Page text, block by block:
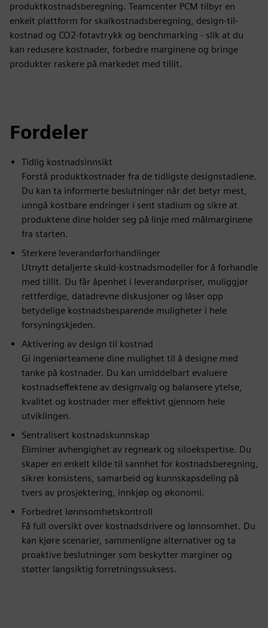
produktkostnadsberegning. Teamcenter PCM tilbyr en
enkelt plattform for skalkostnadsberegning, design-til-
kostnad og CO2-fotavtrykk og benchmarking - slik at du
kan redusere kostnader, forbedre marginene og bringe
produkter raskere på markedet med tillit.
Fordeler
Tidlig kostnadsinnsikt
Forstå produktkostnader fra de tidligste designstadiene.
Du kan ta informerte beslutninger når det betyr mest,
unngå kostbare endringer i sent stadium og sikre at
produktene dine holder seg på linje med målmarginene
fra starten.
Sterkere leverandørforhandlinger
Utnytt detaljerte skuld-kostnadsmodeller for å forhandle
med tillit. Du får åpenhet i leverandørpriser, muliggjør
rettferdige, datadrevne diskusjoner og låser opp
betydelige kostnadsbesparende muligheter i hele
forsyningskjeden.
Aktivering av design til kostnad
Gi ingeniørteamene dine mulighet til å designe med
tanke på kostnader. Du kan umiddelbart evaluere
kostnadseffektene av designvalg og balansere ytelse,
kvalitet og kostnader mer effektivt gjennom hele
utviklingen.
Sentralisert kostnadskunnskap
Eliminer avhengighet av regneark og siloekspertise. Du
skaper en enkelt kilde til sannhet for kostnadsberegning,
sikrer konsistens, samarbeid og kunnskapsdeling på
tvers av prosjektering, innkjøp og økonomi.
Forbedret lønnsomhetskontroll
Få full oversikt over kostnadsdrivere og lønnsomhet. Du
kan kjøre scenarier, sammenligne alternativer og ta
proaktive beslutninger som beskytter marginer og
støtter langsiktig forretningssuksess.